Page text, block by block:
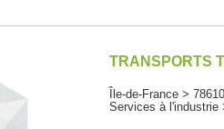
TRANSPORTS
Île-de-France >
Services à l'industrie